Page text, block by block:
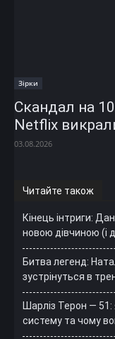
Зірки
Скандал на
Netflix
03.08.2026
Читайте також
Кінець інтриги:
новою дівчиною (і
Битва легенд:
зустрінуться в
Шарліз Терон — 51:
систему та чому